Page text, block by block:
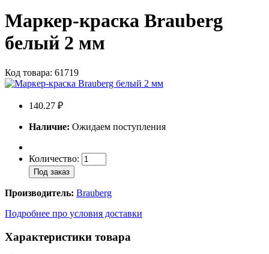
Маркер-краска Brauberg
белый 2 мм
Код товара: 61719
140.27 ₽
Наличие: Ожидаем поступления
Количество:
Под заказ
Производитель: Brauberg
Подробнее про условия доставки
Характеристики товара